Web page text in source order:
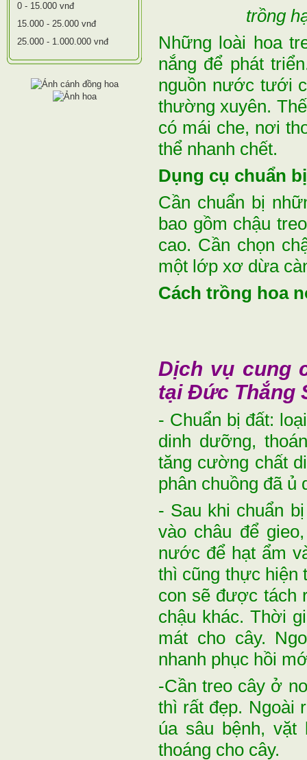
0 - 15.000 vnđ
15.000 - 25.000 vnđ
25.000 - 1.000.000 vnđ
trồng
Những loài hoa
nắng để phát
nguồn nước tưới
thường xuyên.
có mái che, nơi
thể nhanh chết.
Dụng cụ chuẩn bị
Cần chuẩn bị
bao gồm chậu
cao. Cần chọn
một lớp xơ dừa
Cách trồng hoa
Dịch vụ cung
tại Đức Thắng
- Chuẩn bị đất:
dinh dưỡng,
tăng cường chất
phân chuồng đã ủ
- Sau khi chuẩn
vào châu để
nước để hạt ẩm
thì cũng thực hiện
con sẽ được tách
chậu khác. Thời
mát cho cây.
nhanh phục hồi
-Cần treo cây ở
thì rất đẹp. Ngoài
úa sâu bệnh, vặt
thoáng cho cây.